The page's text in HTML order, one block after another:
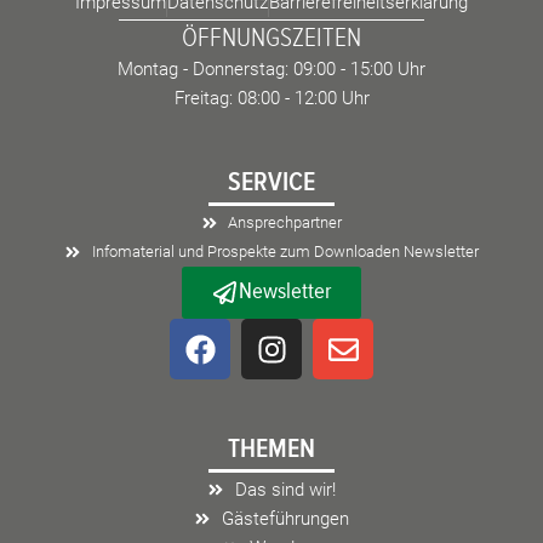
ÖFFNUNGSZEITEN
Montag - Donnerstag: 09:00 - 15:00 Uhr
Freitag: 08:00 - 12:00 Uhr
SERVICE
Ansprechpartner
Infomaterial und Prospekte zum Downloaden Newsletter
Newsletter
F
a
o
o
I
n
a
g
r
E
n
p
THEMEN
Das sind wir!
Gästeführungen